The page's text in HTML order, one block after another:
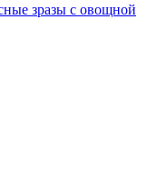
зразы с овощной